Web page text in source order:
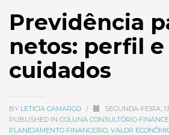
Previdência
netos: perfil e
cuidados
BY LETICIA CAMARGO / SEGUNDA-FEIRA,
PUBLISHED IN COLUNA CONSULTÓRIO
PLANEJAMENTO FINANCEIRO VALOR